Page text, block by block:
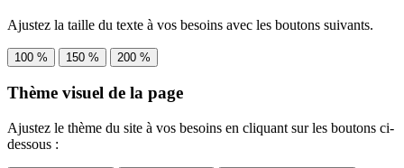
Ajustez la taille du texte à vos besoins avec les boutons suivants.
100 % 150 % 200 %
Thème visuel de la page
Ajustez le thème du site à vos besoins en cliquant sur les boutons ci-
dessous :